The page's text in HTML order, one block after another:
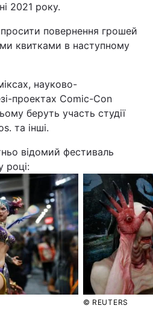
2021 року.
повернення грошей
квитками в наступному
науково-
проектах Comic-Con
беруть участь студії
та інші.
відомий фестиваль
році:
© REUTERS